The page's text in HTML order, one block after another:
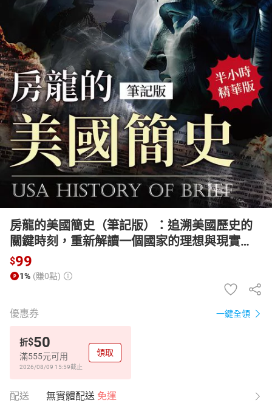
居家生活 3C家電 運動休閒 親子玩具
女裝 男裝 化妝保養 情趣用品
日本購物 電子/紙本書
HOT
房龍的美國簡史（筆記版）：追溯美國歷史的
關鍵時刻，重新解讀一個國家的理想與現實
【有聲書】
$99
1% (賺0點)
優惠券 一鍵全領
折$50
滿555元可用
2026/08/09 15:59截止
領取
配送 無實體配送 免運